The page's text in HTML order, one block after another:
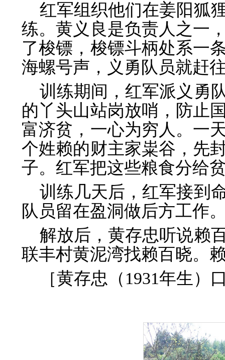
红军组织他们在姜阳狐
练。黄义良是负责人之一
了梭镖，梭镖斗柄处系一
海螺号声，义勇队员就赶
训练期间，红军派义勇
的丫头山站岗放哨，防止
富济贫，一心为穷人。一
个姓赖的财主家粜谷，先
子。红军把这些粮食分给
训练几天后，红军接到
队员留在盈洞做后方工作
解放后，黄存忠听说赖
联丰村黄泥湾找赖百晓。
［黄存忠（1931年生）